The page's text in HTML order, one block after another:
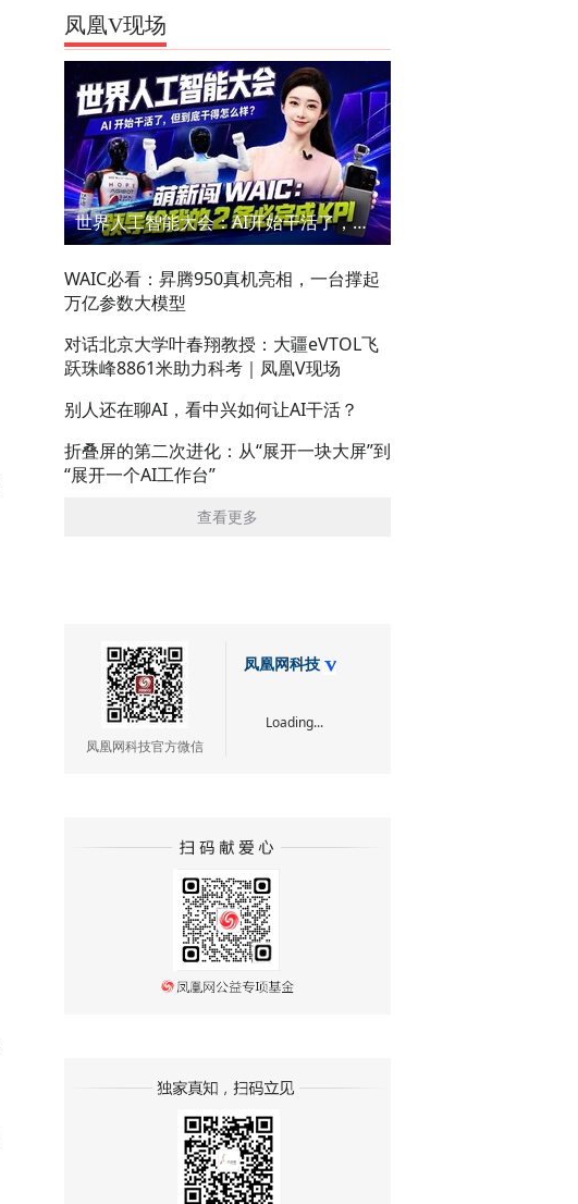
凤凰V现场
世界人工智能大会：AI开始干活了，但到底干的怎么样？萌新闯WAIC
WAIC必看：昇腾950真机亮相，一台撑起
万亿参数大模型
对话北京大学叶春翔教授：大疆eVTOL飞
跃珠峰8861米助力科考｜凤凰V现场
别人还在聊AI，看中兴如何让AI干活？
折叠屏的第二次进化：从“展开一块大屏”到
“展开一个AI工作台”
查看更多
凤凰网科技官方微信
凤凰网科技
Loading...